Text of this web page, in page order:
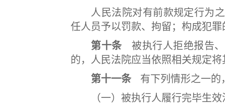
人民法院对有前款规定行为之
任人员予以罚款、拘留；构成犯罪
第十条 被执行人拒绝报告
的，人民法院应当依照相关规定将
第十一条 有下列情形之一的
（一）被执行人履行完毕生效